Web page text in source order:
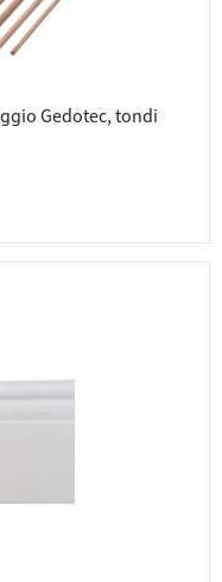
Gedotec, tondi